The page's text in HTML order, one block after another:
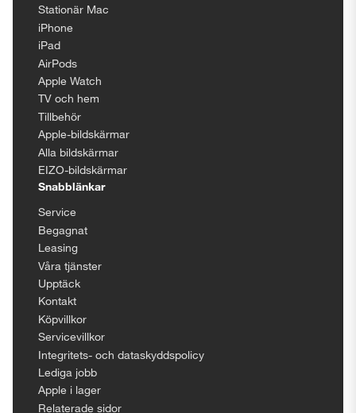
Stationär Mac
iPhone
iPad
AirPods
Apple Watch
TV och hem
Tillbehör
Apple-bildskärmar
Alla bildskärmar
EIZO-bildskärmar
Snabblänkar
Service
Begagnat
Leasing
Våra tjänster
Upptäck
Kontakt
Köpvillkor
Servicevillkor
Integritets- och dataskyddspolicy
Lediga jobb
Apple i lager
Relaterade sidor